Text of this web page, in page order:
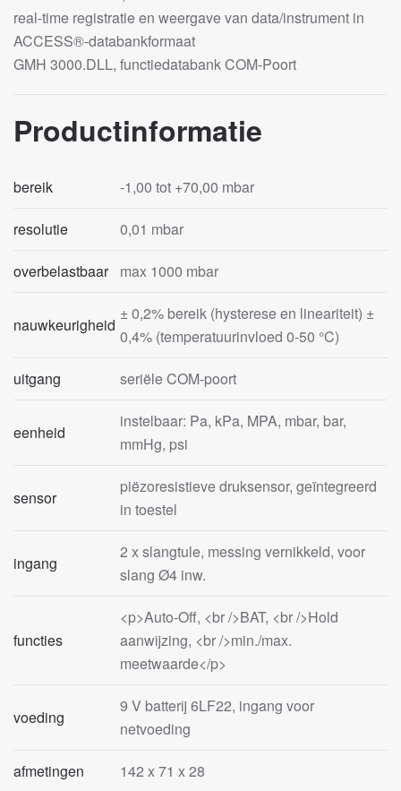
real-time registratie en weergave van data/instrument in
ACCESS®-databankformaat
GMH 3000.DLL, functiedatabank COM-Poort
Productinformatie
bereik -1,00 tot +70,00 mbar
resolutie 0,01 mbar
overbelastbaar max 1000 mbar
nauwkeurigheid
± 0,2% bereik (hysterese en lineariteit) ±
0,4% (temperatuurinvloed 0-50 °C)
uitgang seriële COM-poort
eenheid
instelbaar: Pa, kPa, MPA, mbar, bar,
mmHg, psi
sensor
piëzoresistieve druksensor, geïntegreerd
in toestel
ingang
2 x slangtule, messing vernikkeld, voor
slang Ø4 inw.
functies
<p>Auto-Off, <br />BAT, <br />Hold
aanwijzing, <br />min./max.
meetwaarde</p>
voeding
9 V batterij 6LF22, ingang voor
netvoeding
afmetingen 142 x 71 x 28